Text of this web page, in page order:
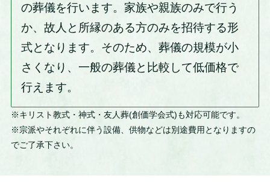
の葬儀を行います。家族や親族のみで行う
か、故人と所縁のある方のみを招待する形
式となります。そのため、葬儀の規模が小
さくなり、一般の葬儀と比較して低価格で
行えます。
※キリスト教式・神式・友人葬(創価学会式)も対応可能です。
※宗派やそれぞれに伴う設備、供物などは別途費用となりますの
でご了承下さい。